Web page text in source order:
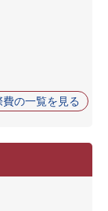
の一覧を見る